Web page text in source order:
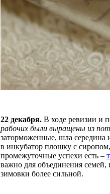
22 декабря. В ходе ревизии и
рабочих были выращены из
заторможенные, шла середина
в инкубатор плошку с
промежуточные успехи есть –
важно для объединения
зимовки более сильной.